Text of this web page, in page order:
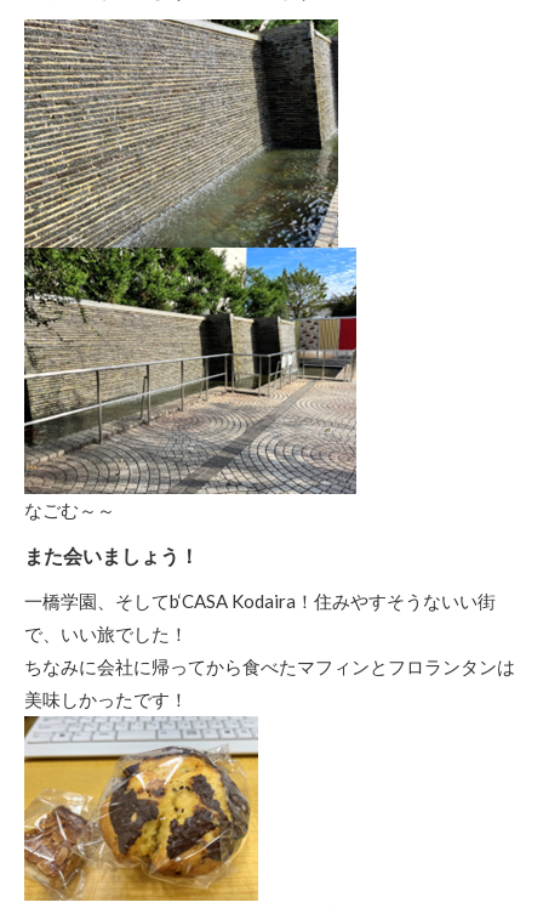
なごむ～～
また会いましょう！
一橋学園、そしてb‘CASA Kodaira！住みやすそうないい街
で、いい旅でした！
ちなみに会社に帰ってから食べたマフィンとフロランタンは
美味しかったです！